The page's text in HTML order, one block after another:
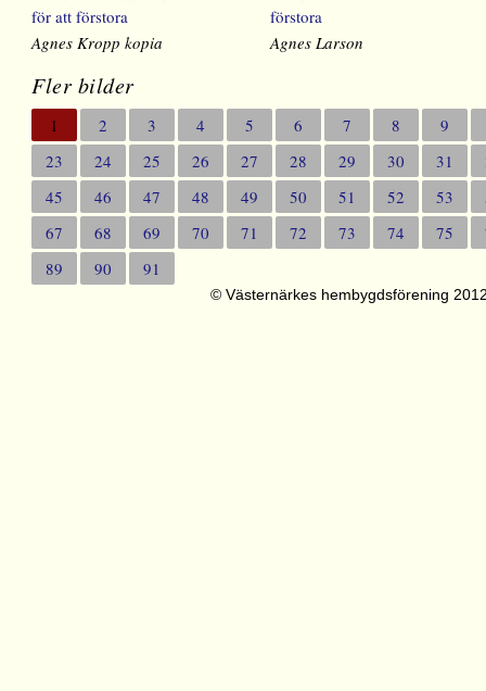
Agnes Kropp kopia Agnes Larson
Fler bilder
1 2 3 4 5 6 7 8 9
23
24 25 26 27 28 29 30 31
45
46 47 48 49 50 51 52 53
67
68 69 70 71 72 73 74 75
89
90 91
© Västernärkes hembygdsförening